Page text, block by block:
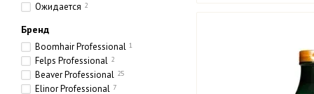
Ожидается 2
Бренд
Boomhair Professional 1
Felps Professional 2
Beaver Professional 25
Elinor Professional 7